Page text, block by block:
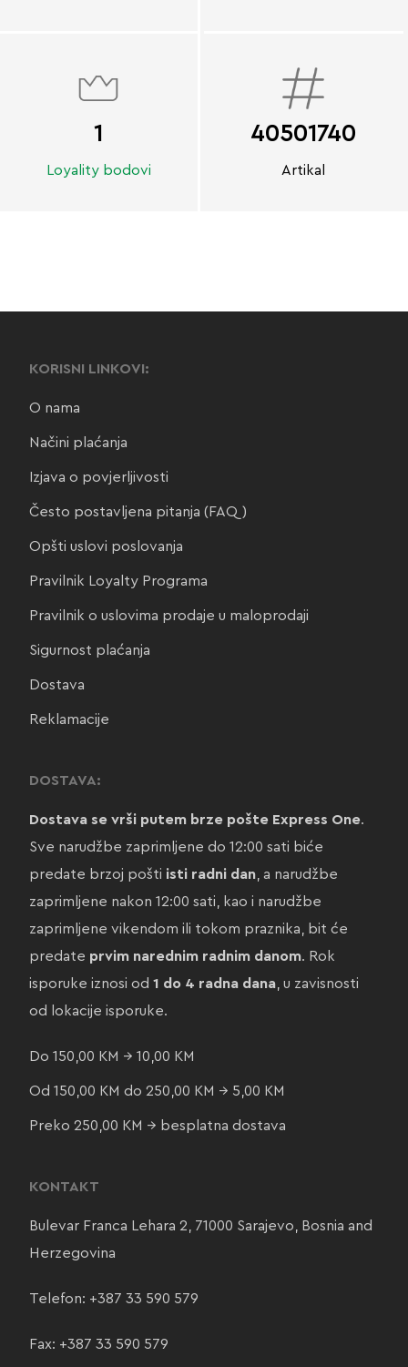
1
Loyality bodovi
40501740
Artikal
KORISNI LINKOVI:
O nama
Načini plaćanja
Izjava o povjerljivosti
Često postavljena pitanja (FAQ)
Opšti uslovi poslovanja
Pravilnik Loyalty Programa
Pravilnik o uslovima prodaje u maloprodaji
Sigurnost plaćanja
Dostava
Reklamacije
DOSTAVA:
Dostava se vrši putem brze pošte Express One.
Sve narudžbe zaprimljene do 12:00 sati biće
predate brzoj pošti isti radni dan, a narudžbe
zaprimljene nakon 12:00 sati, kao i narudžbe
zaprimljene vikendom ili tokom praznika, bit će
predate prvim narednim radnim danom. Rok
isporuke iznosi od 1 do 4 radna dana, u zavisnosti
od lokacije isporuke.
Do 150,00 KM → 10,00 KM
Od 150,00 KM do 250,00 KM → 5,00 KM
Preko 250,00 KM → besplatna dostava
KONTAKT
Bulevar Franca Lehara 2, 71000 Sarajevo, Bosnia and
Herzegovina
Telefon: +387 33 590 579
Fax: +387 33 590 579